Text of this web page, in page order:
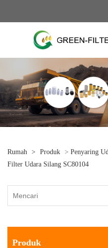
Rumah > Produk > Penyaring
Filter Udara Silang SC80104
Produk